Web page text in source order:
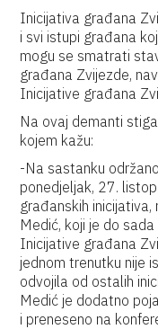
Inicijativa građana
i svi istupi građana
mogu se smatrati
građana Zvijezde,
Inicijative građana
Na ovaj demanti
kojem kažu:
-Na sastanku
ponedjeljak, 27.
građanskih
Medić, koji je do
Inicijative građana
jednom trenutku nije
odvojila od ostalih
Medić je dodatno
i preneseno na